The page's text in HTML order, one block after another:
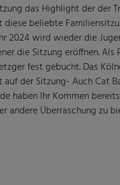
das Highlight der der
diese beliebte
2024 wird wieder die
die Sitzung eröffnen. Als
fest gebucht. Das
der Sitzung- Auch Cat
haben Ihr Kommen
andere Überraschung zu